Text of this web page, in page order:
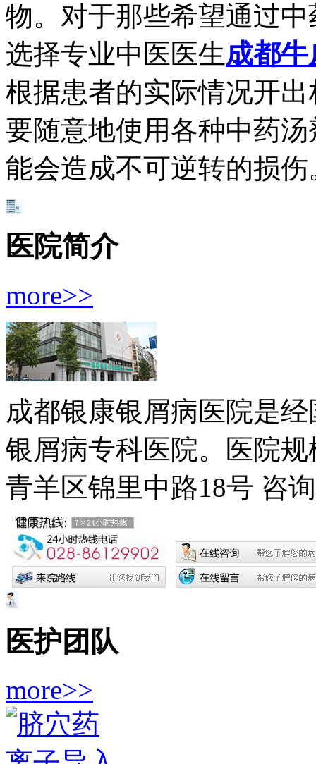
物。对于那些希望通过
选择专业中医医生成都
根据患者的实际情况开
要随意地使用各种中药
能会造成不可逆转的损伤
医院简介
more>>
成都银康银屑病医院是
银屑病专科医院。医院规
青羊区锦里中路18号 咨
医护团队
more>>